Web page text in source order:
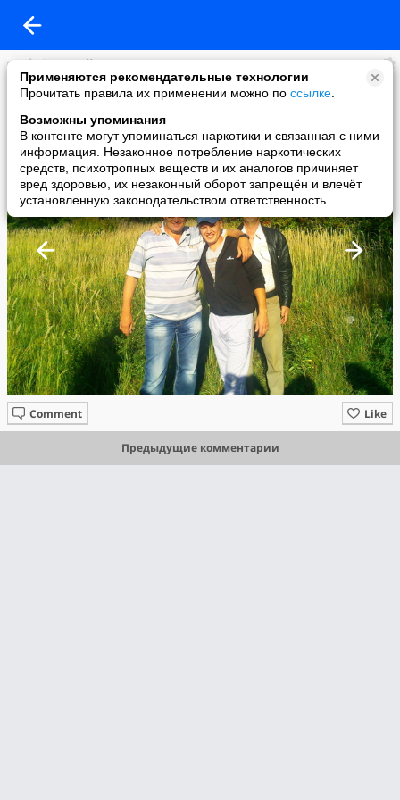
Применяются рекомендательные технологии
Прочитать правила их применении можно по ссылке
Возможны упоминания
В контенте могут упоминаться наркотики и связанная с ними
информация. Незаконное потребление наркотических
средств, психотропных веществ и их аналогов причиняет
вред здоровью, их незаконный оборот запрещён и влечёт
установленную законодательством ответственность
Сергей Свинин
added a photo
29 Sep в 08:26
Like
Comment
Предыдущие комментарии